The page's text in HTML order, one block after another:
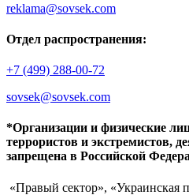
reklama@sovsek.com
Отдел распространения:
+7 (499) 288-00-72
sovsek@sovsek.com
*Организации и физические
террористов и экстремистов,
запрещена в Российской
«Правый сектор», «Украинская